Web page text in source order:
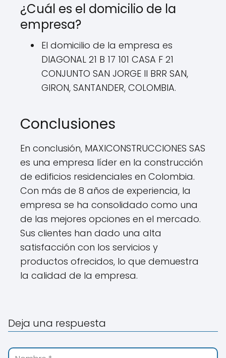
¿Cuál es el domicilio de la
empresa?
El domicilio de la empresa es
DIAGONAL 21 B 17 101 CASA F 21
CONJUNTO SAN JORGE II BRR SAN,
GIRON, SANTANDER, COLOMBIA.
Conclusiones
En conclusión, MAXICONSTRUCCIONES SAS
es una empresa líder en la construcción
de edificios residenciales en Colombia.
Con más de 8 años de experiencia, la
empresa se ha consolidado como una
de las mejores opciones en el mercado.
Sus clientes han dado una alta
satisfacción con los servicios y
productos ofrecidos, lo que demuestra
la calidad de la empresa.
Deja una respuesta